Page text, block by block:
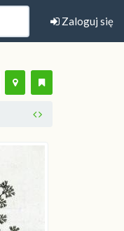
Zaloguj się